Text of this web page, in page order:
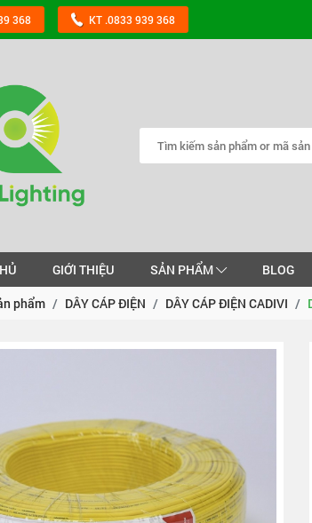
368 KT .0833 939 368
GIỚI THIỆU SẢN PHẨM BLOG
phẩm DÂY CÁP ĐIỆN DÂY CÁP ĐIỆN CADIVI